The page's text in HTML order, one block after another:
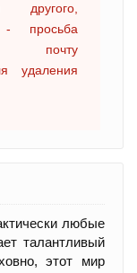
- просьба
удаления
любые
талантливый
этот мир